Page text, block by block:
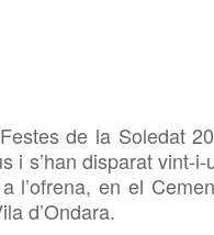
de la Soledat
i s’han disparat vint-
l’ofrena, en el
d’Ondara.